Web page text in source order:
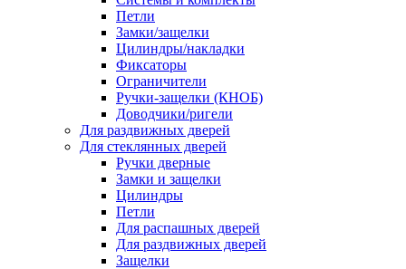
Петли
Замки/защелки
Цилиндры/накладки
Фиксаторы
Ограничители
Ручки-защелки (КНОБ)
Доводчики/ригели
Для раздвижных дверей
Для стеклянных дверей
Ручки дверные
Замки и защелки
Цилиндры
Петли
Для распашных дверей
Для раздвижных дверей
Защелки